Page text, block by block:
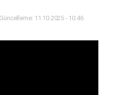
11.10.2025 - 10:46